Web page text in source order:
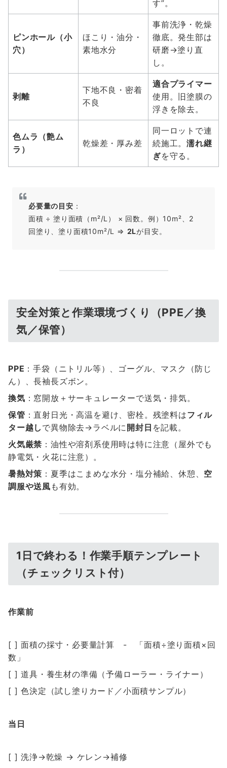
す”。
ピンホール（小
穴）
ほこり・油分・
素地水分
事前洗浄・乾燥
徹底。発生部は
研磨→塗り直
し。
剥離
下地不良・密着
不良
適合プライマー
使用。旧塗膜の
浮きを除去。
色ムラ（艶ム
ラ）
乾燥差・厚み差
同一ロットで連
続施工。濡れ継
ぎを守る。
必要量の目安 ：
面積 ÷ 塗り面積（m²/L） × 回数。例）10m²、2
回塗り、塗り面積10m²/L ⇒ 2Lが目安。
安全対策と作業環境づくり（PPE／換
気／保管）
PPE ：手袋（ニトリル等）、ゴーグル、マスク（防じ
ん）、長袖長ズボン。
換気 ：窓開放＋サーキュレーターで送気・排気。
保管 ：直射日光・高温を避け、密栓。残塗料はフィル
ター越し で異物除去→ラベルに 開封日 を記載。
火気厳禁 ：油性や溶剤系使用時は特に注意（屋外でも
静電気・火花に注意）。
暑熱対策 ：夏季はこまめな水分・塩分補給、休憩、 空
調服や送風 も有効。
1日で終わる！作業手順テンプレート
（チェックリスト付）
作業前
[ ] 面積の採寸・必要量計算 - 「面積÷塗り面積×回
数」
[ ] 道具・養生材の準備（予備ローラー・ライナー）
[ ] 色決定（試し塗りカード／小面積サンプル）
当日
[ ] 洗浄→乾燥 → ケレン→補修